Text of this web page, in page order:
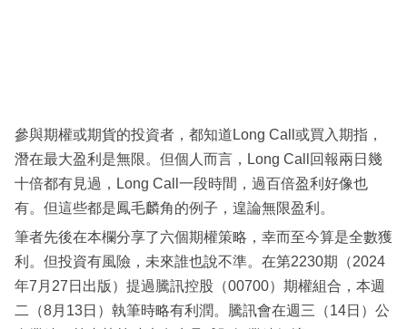
閱
專
區
參與期權或期貨的投資者，都知道Long Call或買入期指，
潛在最大盈利是無限。但個人而言，Long Call回報兩日幾
十倍都有見過，Long Call一段時間，過百倍盈利好像也
有。但這些都是鳳毛麟角的例子，遑論無限盈利。
筆者先後在本欄分享了六個期權策略，幸而至今算是全數獲
利。但投資有風險，未來誰也說不準。在第2230期（2024
年7月27日出版）提過騰訊控股（00700）期權組合，本週
二（8月13日）執筆時略有利潤。騰訊會在週三（14日）公